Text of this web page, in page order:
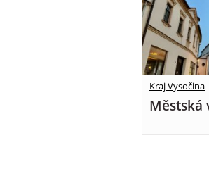
Kraj Vysočina
Městská